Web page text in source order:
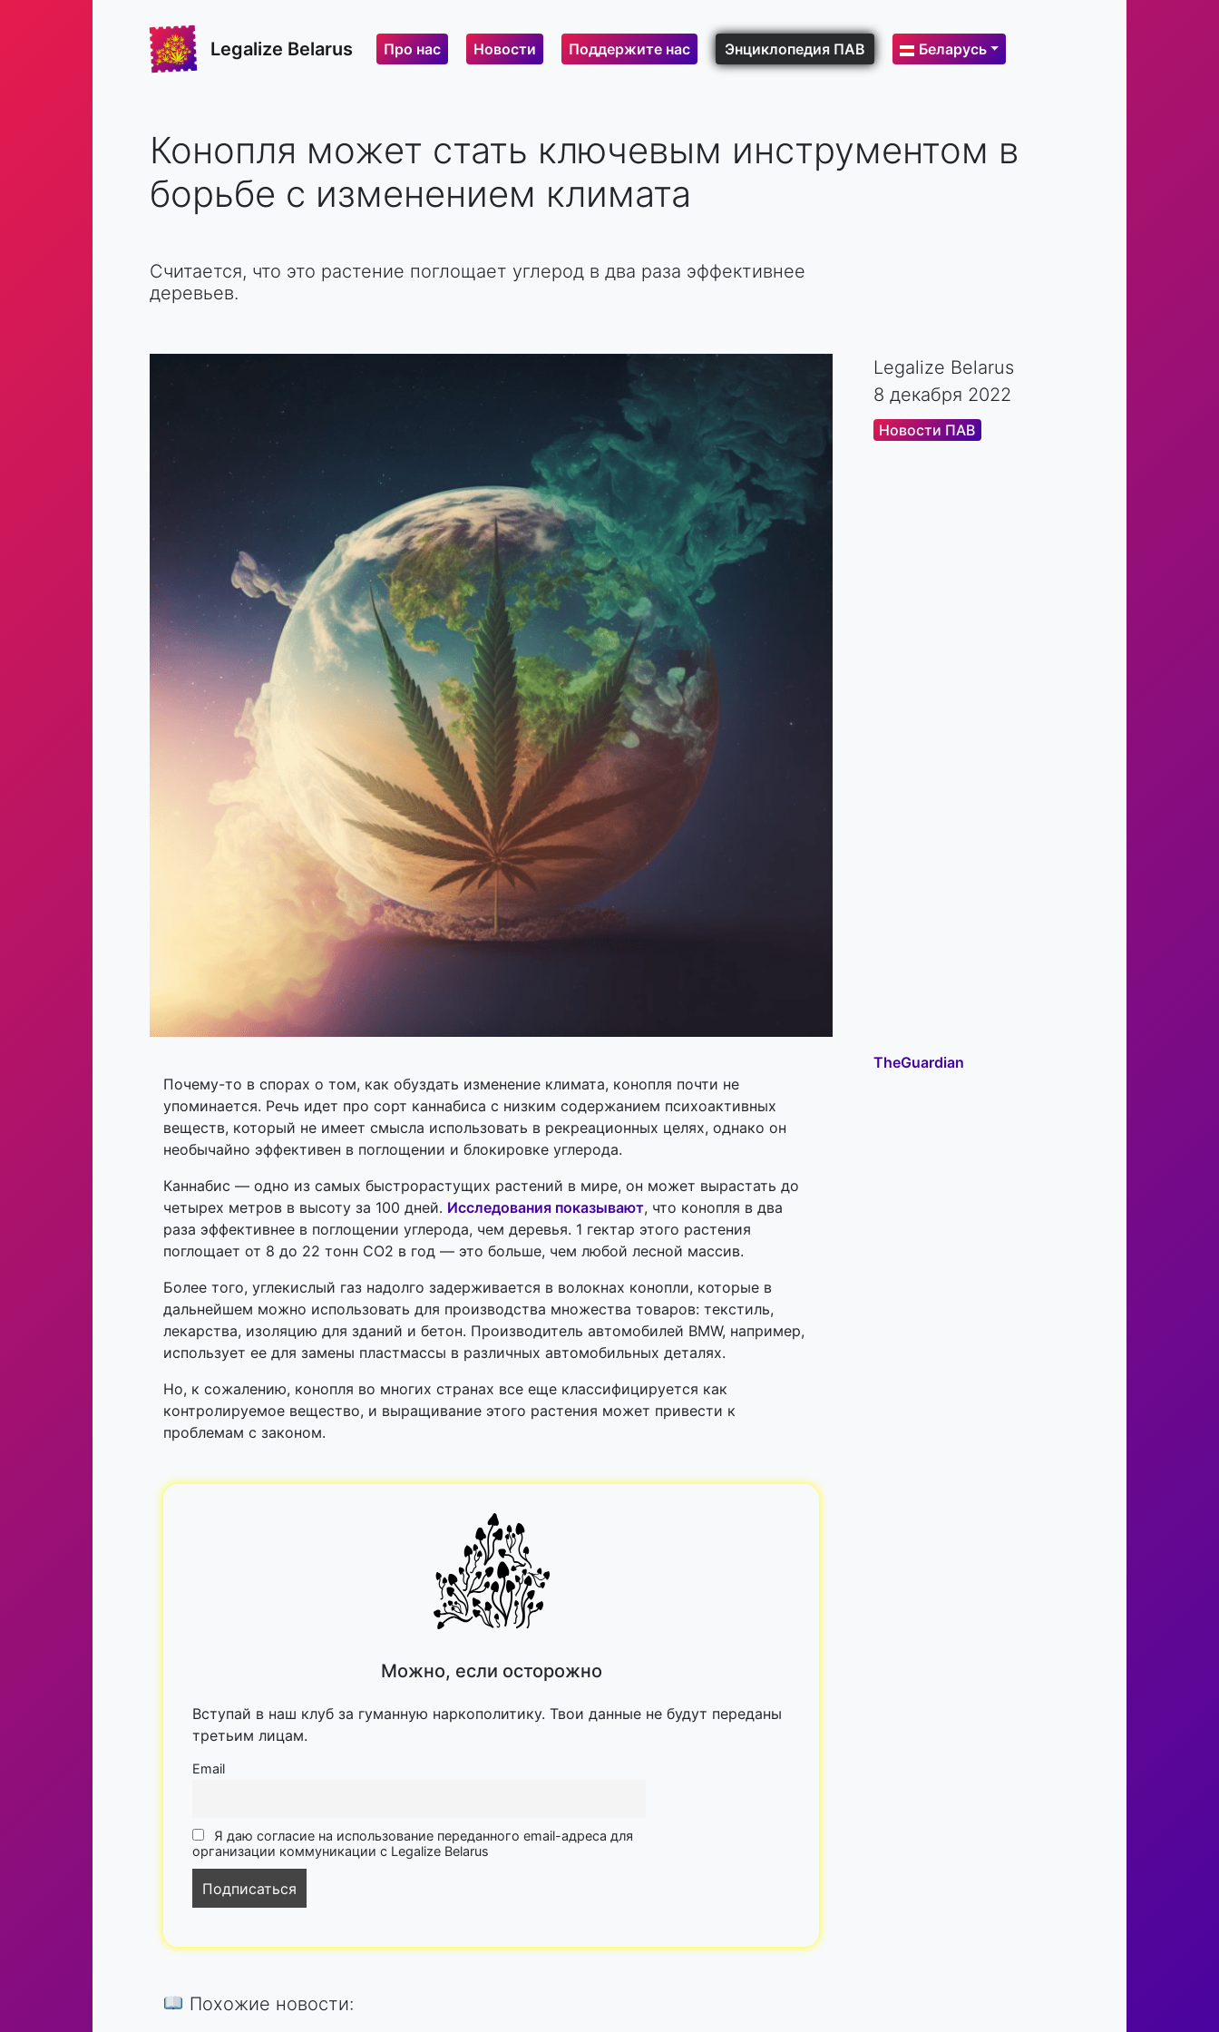
Legalize Belarus Про нас Новости Поддержите нас Энциклопедия ПАВ Беларусь
Конопля может стать ключевым инструментом в
борьбе с изменением климата
Считается, что это растение поглощает углерод в два раза эффективнее
деревьев.
Legalize Belarus
8 декабря 2022
Новости ПАВ
Почему-то в спорах о том, как обуздать изменение климата, конопля почти не
упоминается. Речь идет про сорт каннабиса с низким содержанием психоактивных
веществ, который не имеет смысла использовать в рекреационных целях, однако он
необычайно эффективен в поглощении и блокировке углерода.
Каннабис — одно из самых быстрорастущих растений в мире, он может вырастать до
четырех метров в высоту за 100 дней. Исследования показывают, что конопля в два
раза эффективнее в поглощении углерода, чем деревья. 1 гектар этого растения
поглощает от 8 до 22 тонн CO2 в год — это больше, чем любой лесной массив.
Более того, углекислый газ надолго задерживается в волокнах конопли, которые в
дальнейшем можно использовать для производства множества товаров: текстиль,
лекарства, изоляцию для зданий и бетон. Производитель автомобилей BMW, например,
использует ее для замены пластмассы в различных автомобильных деталях.
Но, к сожалению, конопля во многих странах все еще классифицируется как
контролируемое вещество, и выращивание этого растения может привести к
проблемам с законом.
Можно, если осторожно
Вступай в наш клуб за гуманную наркополитику. Твои данные не будут переданы
третьим лицам.
Email
Я даю согласие на использование переданного email-адреса для
организации коммуникации с Legalize Belarus
Похожие новости:
TheGuardian